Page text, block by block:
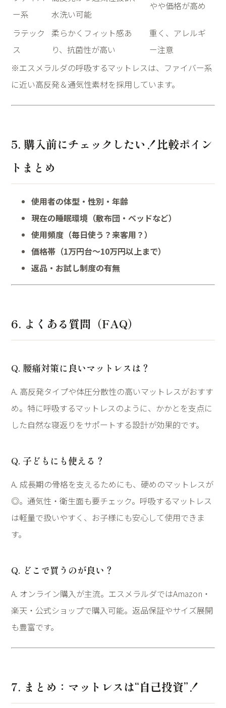
ー系
水洗い可能
やや価格が高め
ラテック
ス
柔らかくフィット感あ
り、抗菌性が高い
重く、アレルギ
ー注意
※エスメラルダの呼吸するマットレスは、ファイバー系
に近い高反発＆通気性素材を採用しています。
5. 購入前にチェックしたい！比較ポイン
トまとめ
使用者の体型・性別・年齢
現在の睡眠環境（敷布団・ベッドなど）
使用頻度（毎日使う？来客用？）
価格帯（1万円台〜10万円以上まで）
返品・お試し制度の有無
6. よくある質問（FAQ）
Q. 腰痛対策に良いマットレスは？
A. 高反発タイプや体圧分散性の高いマットレスがおすす
め。特に呼吸するマットレスのように、かかとを支点に
した自然な寝返りをサポートする設計が効果的です。
Q. 子どもにも使える？
A. 成長期の骨格を支えるためにも、硬めのマットレスが
◎。通気性・衛生面も要チェック。呼吸するマットレス
は軽量で扱いやすく、お子様にも安心して使用できま
す。
Q. どこで買うのが良い？
A. オンライン購入が主流。エスメラルダではAmazon・
楽天・公式ショップで購入可能。返品保証やサイズ展開
も豊富です。
7. まとめ：マットレスは“自己投資”！